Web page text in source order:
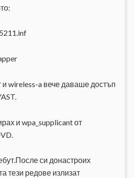
и wireless-a вече даваше достъп
и wpa_supplicant от
си донастроих
тези редове излизат